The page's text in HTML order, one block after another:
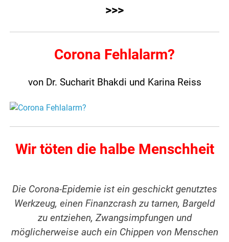
>>>
Corona Fehlalarm?
von Dr. Sucharit Bhakdi und Karina Reiss
Wir töten die halbe Menschheit
Die Corona-Epidemie ist ein geschickt genutztes
Werkzeug, einen Finanzcrash zu tarnen, Bargeld
zu entziehen, Zwangsimpfungen und
möglicherweise auch ein Chippen von Menschen